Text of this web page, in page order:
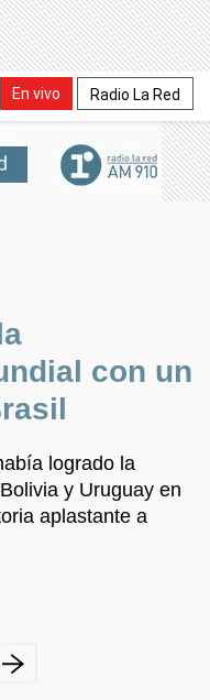
En vivo Radio La Red
con un
logrado la
y Uruguay en
aplastante a